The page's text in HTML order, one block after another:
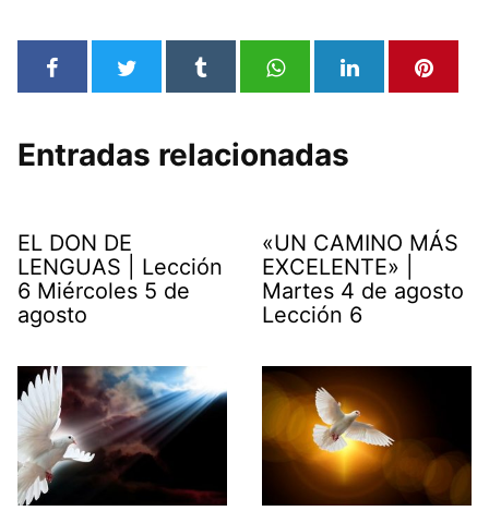
Entradas relacionadas
EL DON DE
LENGUAS | Lección
6 Miércoles 5 de
agosto
«UN CAMINO MÁS
EXCELENTE» |
Martes 4 de agosto
Lección 6